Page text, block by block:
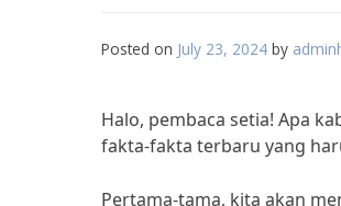
Posted on July 23, 2024 by
Halo, pembaca setia! Apa
fakta-fakta terbaru yang
Pertama-tama, kita akan